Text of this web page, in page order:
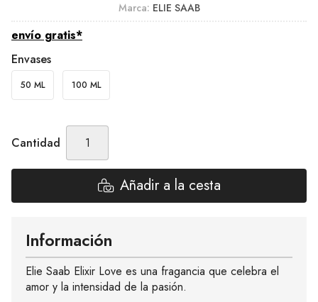
Marca: ELIE SAAB
envío gratis*
Envases
50 ML 100 ML
Cantidad
Añadir a la cesta
Información
Elie Saab Elixir Love es una fragancia que celebra el
amor y la intensidad de la pasión.